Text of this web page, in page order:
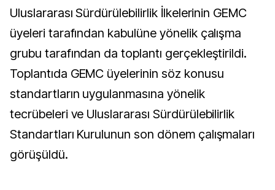
Uluslararası Sürdürülebilirlik İlkelerinin GEMC
üyeleri tarafından kabulüne yönelik çalışma
grubu tarafından da toplantı gerçekleştirildi.
Toplantıda GEMC üyelerinin söz konusu
standartların uygulanmasına yönelik
tecrübeleri ve Uluslararası Sürdürülebilirlik
Standartları Kurulunun son dönem çalışmaları
görüşüldü.